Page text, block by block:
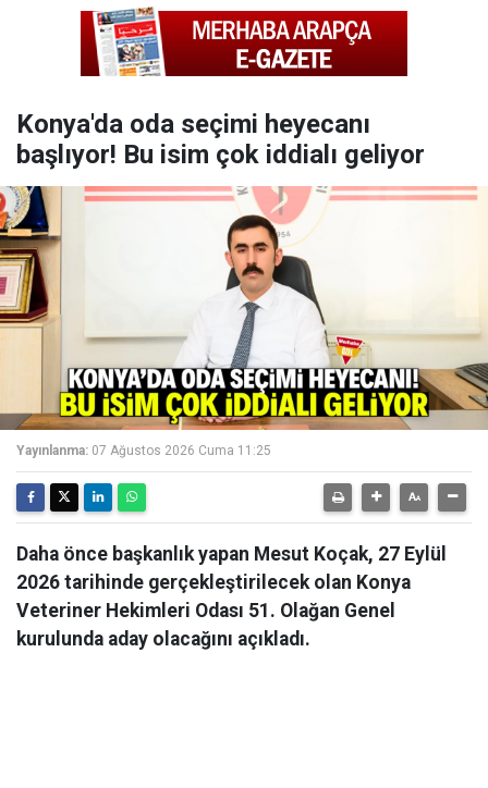
Konya'da oda seçimi heyecanı
başlıyor! Bu isim çok iddialı geliyor
Yayınlanma: 07 Ağustos 2026 Cuma 11:25
Daha önce başkanlık yapan Mesut Koçak, 27 Eylül
2026 tarihinde gerçekleştirilecek olan Konya
Veteriner Hekimleri Odası 51. Olağan Genel
kurulunda aday olacağını açıkladı.